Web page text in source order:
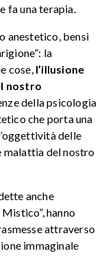
fa una terapia.
anestetico, bensì
la
cose, l’illusione
nostro
della psicologia
che porta una
delle
malattia del nostro
anche
hanno
attraverso
immaginale